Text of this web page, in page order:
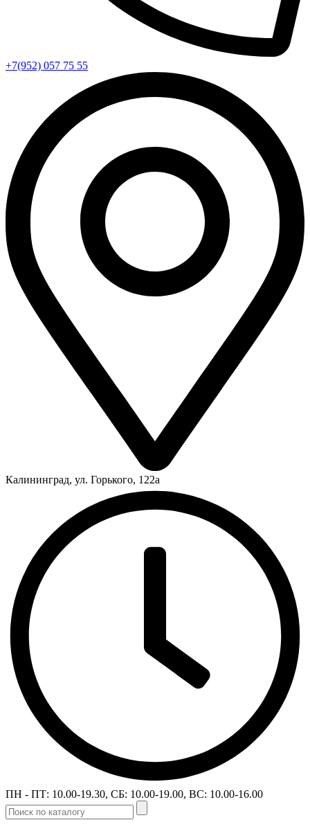
+7(952) 057 75 55
Калининград, ул. Горького, 122а
ПН - ПТ: 10.00-19.30, СБ: 10.00-19.00, ВС: 10.00-16.00